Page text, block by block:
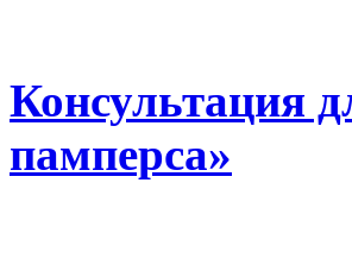
Консультация
памперса»